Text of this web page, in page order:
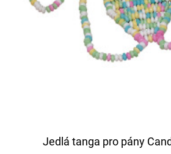
Jedlá tanga pro pány